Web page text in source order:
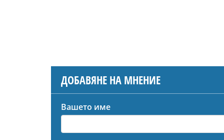
ДОБАВЯНЕ НА МНЕНИЕ
Вашето име